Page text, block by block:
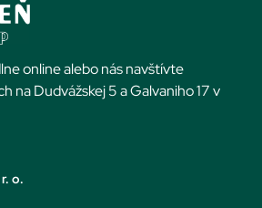
online alebo nás navštívte
na Dudvážskej 5 a Galvaniho 17 v
o.